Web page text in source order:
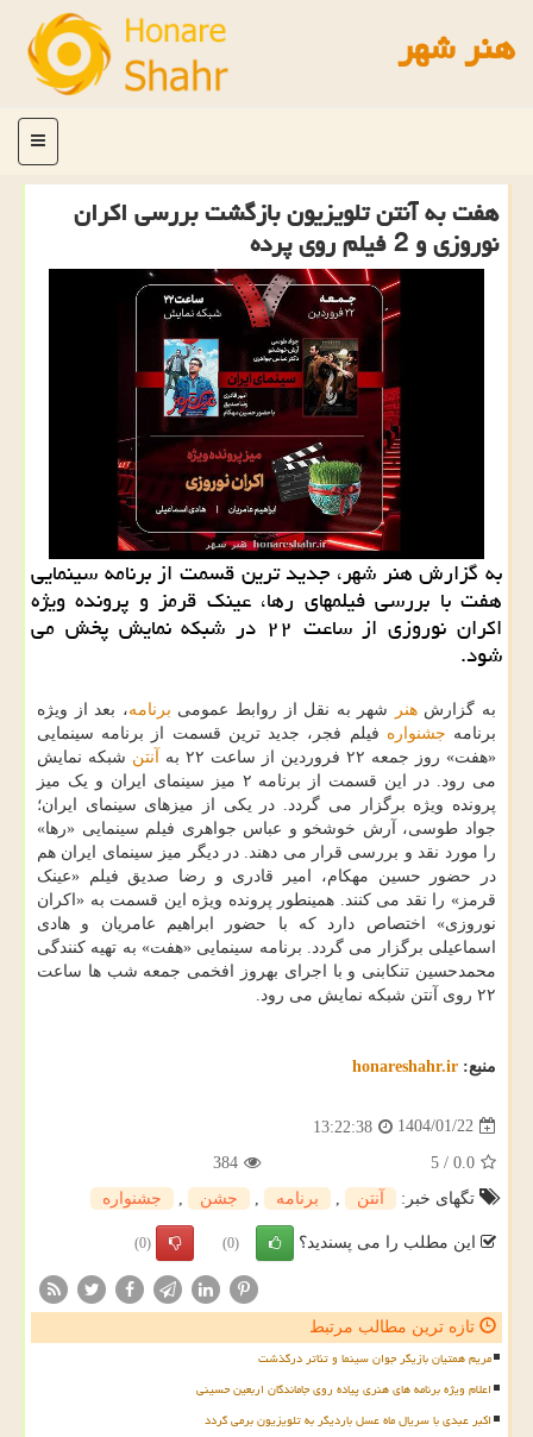
هنر شهر
منو
هفت به آنتن تلویزیون بازگشت بررسی اکران
نوروزی و 2 فیلم روی پرده
به گزارش هنر شهر، جدید ترین قسمت از برنامه سینمایی
هفت با بررسی فیلمهای رها، عینک قرمز و پرونده ویژه
اکران نوروزی از ساعت ۲۲ در شبکه نمایش پخش می
شود.
به گزارشهنر شهر به نقل از روابط عمومی برنامه، بعد از ویژه
برنامه جشنواره فیلم فجر، جدید ترین قسمت از برنامه سینمایی
«هفت» روز جمعه ۲۲ فروردین از ساعت ۲۲ به
آنتن شبکه نمایش
می رود. در این قسمت از برنامه ۲ میز سینمای ایران و یک میز
پرونده ویژه برگزار می گردد. در یکی از میزهای سینمای ایران؛
جواد طوسی، آرش خوشخو و عباس جواهری فیلم سینمایی «رها»
را مورد نقد و بررسی قرار می دهند. در دیگر میز سینمای ایران هم
در حضور حسین مهکام، امیر قادری و رضا صدیق فیلم «عینک
قرمز» را نقد می کنند. همینطور پرونده ویژه این قسمت به «اکران
نوروزی» اختصاص دارد که با حضور ابراهیم عامریان و هادی
اسماعیلی برگزار می گردد. برنامه سینمایی «هفت» به تهیه کنندگی
محمدحسین تنکابنی و با اجرای بهروز افخمی جمعه شب ها ساعت
۲۲ روی آنتن شبکه نمایش می رود.
منبع: honareshahr.ir
1404/01/22
13:22:38
0.0
/
5
384
تگهای خبر:
آنتن برنامه جشن جشنواره
این مطلب را می پسندید؟ (0)
(0)
تازه ترین مطالب مرتبط
مریم همتیان بازیگر جوان سینما و تئاتر درگذشت
اعلام ویژه برنامه های هنری پیاده روی جاماندگان اربعین حسینی
اکبر عبدی با سریال ماه عسل باردیگر به تلویزیون برمی گردد